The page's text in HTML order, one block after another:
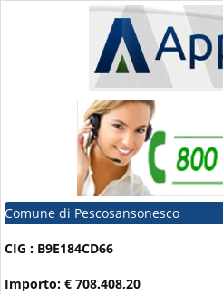
Comune di Pescosansonesco
CIG : B9E184CD66
Importo: € 708.408,20